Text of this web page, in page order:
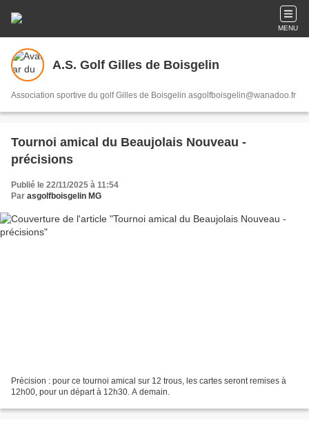
MENU
A.S. Golf Gilles de Boisgelin
Association sportive du golf Gilles de Boisgelin asgolfboisgelin@wanadoo.fr
Tournoi amical du Beaujolais Nouveau -
précisions
Publié le 22/11/2025 à 11:54
Par asgolfboisgelin MG
Précision : pour ce tournoi amical sur 12 trous, les cartes seront remises à
12h00, pour un départ à 12h30. A demain.